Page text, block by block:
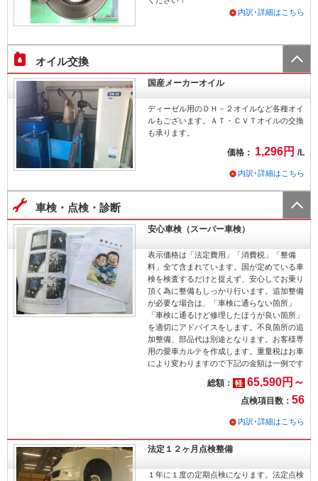
内訳･詳細はこちら
オイル交換
国産メーカーオイル
ディーゼル用のＤＨ－２オイルなど各種オイ
ルもございます。ＡＴ・ＣＶＴオイルの交換
も承ります。
価格： 1,296円 /L
内訳･詳細はこちら
車検・点検・診断
安心車検（スーパー車検）
表示価格は「法定費用」「消費税」「整備
料」全て含まれています。国が定めている車
検を検査するだけと捉えず、安心してお乗り
頂く為に整備もしっかり行います。追加整備
が必要な場合は、「車検に通らない箇所」
「車検に通るけど修理したほうが良い箇所」
を適切にアドバイスをします。不良箇所の追
加整備、部品代は別途となります。お客様専
用の愛車カルテを作成します。重量税はお車
により変わりますので下記の金額は一例です
総額： 軽 65,590円～
点検項目数： 56
内訳･詳細はこちら
法定１２ヶ月点検整備
１年に１度の定期点検になります。法定点検